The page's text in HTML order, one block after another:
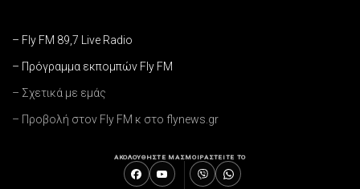
– Fly FM 89,7 Live Radio
– Πρόγραμμα εκπομπών Fly FM
– Σχετικά με εμάς
– Προβολή στον Fly FM κ στο flynews.gr
ΑΚΟΛΟΥΘΗΣΤΕ ΜΑΣΜΟΙΡΑΣΤΕΙΤΕ ΤΟ